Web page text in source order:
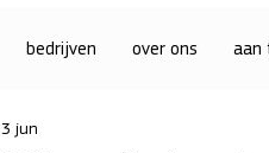
bedrijven over ons aan
3 jun